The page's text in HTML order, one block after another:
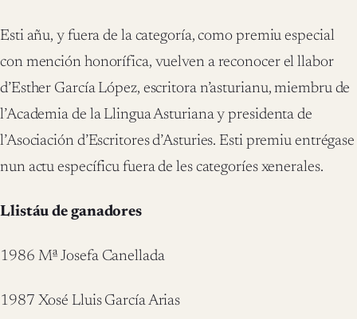
Esti añu, y fuera de la categoría, como premiu especial
con mención honorífica, vuelven a reconocer el llabor
d’Esther García López, escritora n’asturianu, miembru de
l’Academia de la Llingua Asturiana y presidenta de
l’Asociación d’Escritores d’Asturies. Esti premiu entrégase
nun actu específicu fuera de les categoríes xenerales.
Llistáu de ganadores
1986 Mª Josefa Canellada
1987 Xosé Lluis García Arias